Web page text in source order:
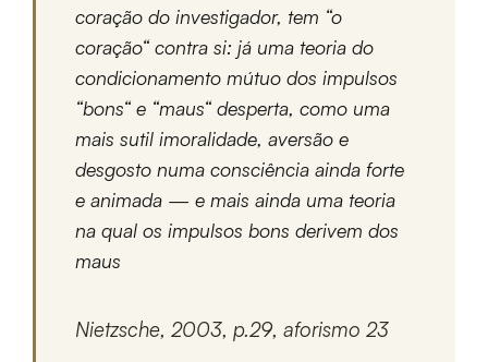
coração do investigador, tem “o
coração“ contra si: já uma teoria do
condicionamento mútuo dos impulsos
“bons“ e “maus“ desperta, como uma
mais sutil imoralidade, aversão e
desgosto numa consciência ainda forte
e animada — e mais ainda uma teoria
na qual os impulsos bons derivem dos
maus
Nietzsche, 2003, p.29, aforismo 23